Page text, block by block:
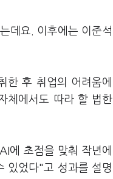
데요. 이후에는 이준석
한 후 취업의 어려움에
체에서도 따라 할 법한
에 초점을 맞춰 작년에
있었다"고 성과를 설명